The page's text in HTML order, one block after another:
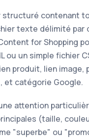
contenant
texte délimité par
for Shopping
ou un simple fichier
produit, lien image,
et catégorie Google.
attention
(taille,
"superbe" ou